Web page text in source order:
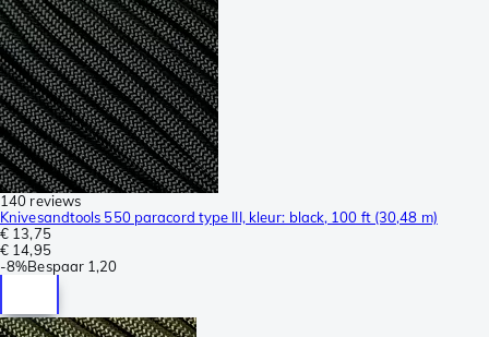
140 reviews
Knivesandtools 550 paracord type III, kleur: black, 100 ft (30,48 m)
€ 13,75
€ 14,95
-8%Bespaar 1,20